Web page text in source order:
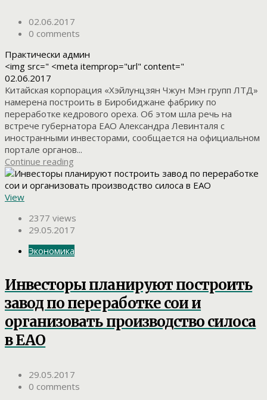
02.06.2017
0 comments
Практически админ
<img src=" <meta itemprop="url" content="
02.06.2017
Китайская корпорация «Хэйлунцзян Чжун Мэн групп ЛТД»
намерена построить в Биробиджане фабрику по
переработке кедрового ореха. Об этом шла речь на
встрече губернатора ЕАО Александра Левинталя с
иностранными инвесторами, сообщается на официальном
портале органов...
Continue reading
View
2377 views
29.05.2017
Экономика
Инвесторы планируют построить
завод по переработке сои и
организовать производство силоса
в ЕАО
29.05.2017
0 comments